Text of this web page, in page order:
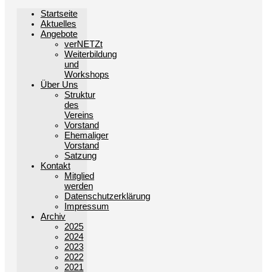
Startseite
Aktuelles
Angebote
verNETZt
Weiterbildung
und
Workshops
Über Uns
Struktur
des
Vereins
Vorstand
Ehemaliger
Vorstand
Satzung
Kontakt
Mitglied
werden
Datenschutzerklärung
Impressum
Archiv
2025
2024
2023
2022
2021